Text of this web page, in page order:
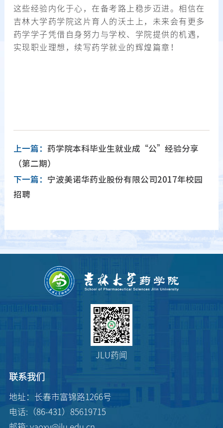
这些经验内化于心，在备考路上稳步迈进。相信在
吉林大学药学院这片育人的沃土上，未来会有更多
药学学子凭借自身努力与学校、学院提供的机遇，
实现职业理想，续写药学就业的辉煌篇章！
上一篇： 药学院本科毕业生就业成“公”经验分享
（第二期）
下一篇： 宁波美诺华药业股份有限公司2017年校园
招聘
JLU药闻
联系我们
地址：长春市富锦路1266号
电话:（86-431）85619715